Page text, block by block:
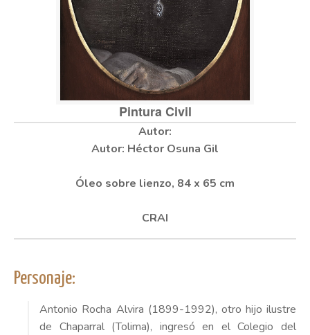
Pintura Civil
Autor: Héctor Osuna Gil
Óleo sobre lienzo, 84 x 65 cm
CRAI
Personaje:
Antonio Rocha Alvira (1899-1992), otro hijo ilustre
de Chaparral (Tolima), ingresó en el Colegio del